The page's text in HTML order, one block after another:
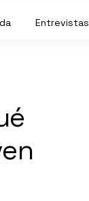
Entrevistas